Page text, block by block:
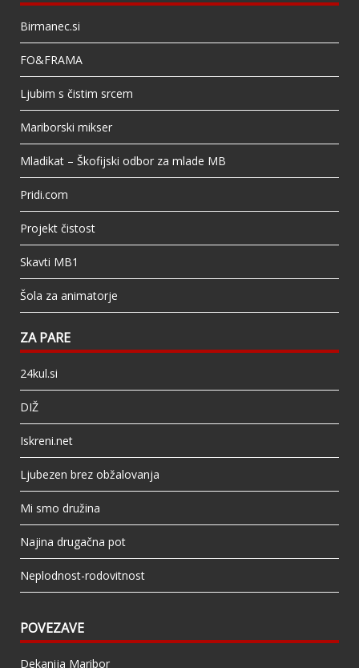
Birmanec.si
FO&FRAMA
Ljubim s čistim srcem
Mariborski mikser
Mladikat – Škofijski odbor za mlade MB
Pridi.com
Projekt čistost
Skavti MB1
Šola za animatorje
ZA PARE
24kul.si
DIŽ
Iskreni.net
Ljubezen brez obžalovanja
Mi smo družina
Najina drugačna pot
Neplodnost-rodovitnost
POVEZAVE
Dekanija Maribor